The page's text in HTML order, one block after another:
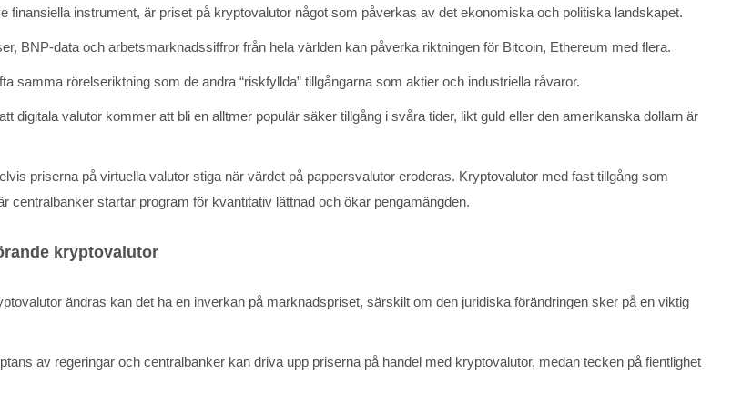
finansiella instrument, är priset på kryptovalutor något som påverkas av det ekonomiska och politiska landskapet.
BNP-data och arbetsmarknadssiffror från hela världen kan påverka riktningen för Bitcoin, Ethereum med flera.
samma rörelseriktning som de andra “riskfyllda” tillgångarna som aktier och industriella råvaror.
digitala valutor kommer att bli en alltmer populär säker tillgång i svåra tider, likt guld eller den amerikanska dollarn är
priserna på virtuella valutor stiga när värdet på pappersvalutor eroderas. Kryptovalutor med fast tillgång som
centralbanker startar program för kvantitativ lättnad och ökar pengamängden.
kryptovalutor
ändras kan det ha en inverkan på marknadspriset, särskilt om den juridiska förändringen sker på en viktig
av regeringar och centralbanker kan driva upp priserna på handel med kryptovalutor, medan tecken på fientlighet